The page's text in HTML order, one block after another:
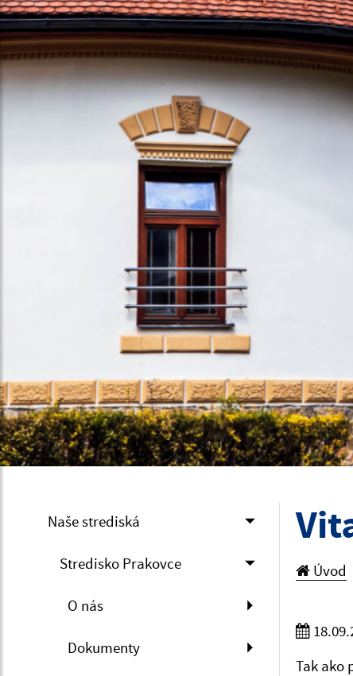
Naše strediská
Stredisko Prakovce
O nás
Dokumenty
Úvod
Tak ako